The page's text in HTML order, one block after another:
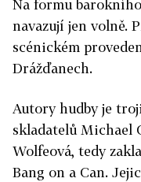
Na formu
navazují jen volně.
scénickém
Drážďanech.
Autory hudby je
skladatelů Michael
Wolfeová, tedy
Bang on a Can.